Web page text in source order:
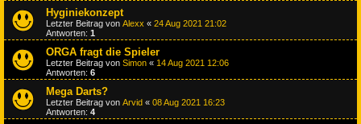
Hyginiekonzept
Letzter Beitrag von Alexx « 24 Aug 2021 21:02
Antworten: 1
ORGA fragt die Spieler
Letzter Beitrag von Simon « 14 Aug 2021 12:06
Antworten: 6
Mega Darts?
Letzter Beitrag von Arvid « 08 Aug 2021 16:23
Antworten: 4